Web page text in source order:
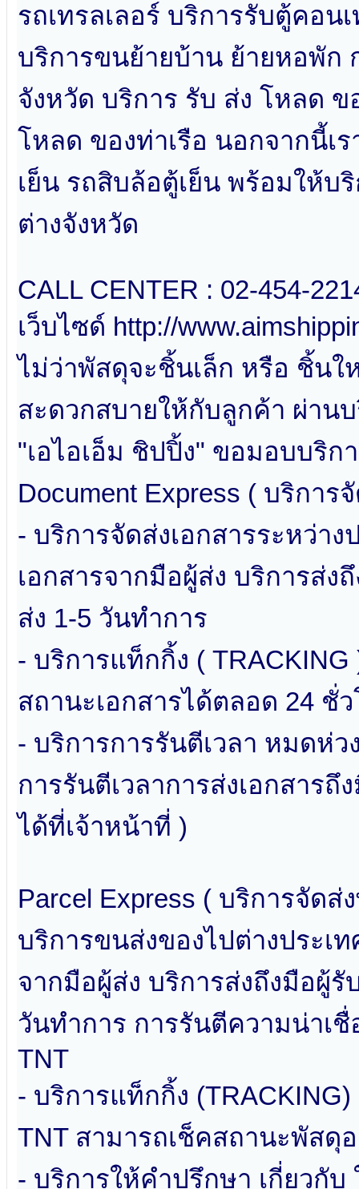
รถเทรลเลอร์ บริการรับตู้คอน
บริการขนย้ายบ้าน ย้ายหอพัก
จังหวัด บริการ รับ ส่ง โหลด
โหลด ของท่าเรือ นอกจากนี้เ
เย็น รถสิบล้อตู้เย็น พร้อมให้บ
ต่างจังหวัด
CALL CENTER : 02-454-
เว็บไซด์ http://
ไม่ว่าพัสดุจะชิ้นเล็ก หรือ ชิ้น
สะดวกสบายให้กับลูกค้า ผ่าน
"เอไอเอ็ม ชิปปิ้ง" ขอมอบบริ
Document Express ( บริการ
- บริการจัดส่งเอกสารระหว่าง
เอกสารจากมือผู้ส่ง บริการส่ง
ส่ง 1-5 วันทำการ
- บริการแท็กกิ้ง (
สถานะเอกสารได้ตลอด 24 ชั่
- บริการการรันตีเวลา หมดห่ว
การรันตีเวลาการส่งเอกสาร
ได้ที่เจ้าหน้าที่ )
Parcel Express ( บริการจัดส่
บริการขนส่งของไปต่างประเ
จากมือผู้ส่ง บริการส่งถึงมือผู้รั
วันทำการ การรันตีความน่าเ
TNT
- บริการแท็กกิ้ง
TNT สามารถเช็คสถานะพัสดุ
- บริการให้คำปรึกษา เกี่ยวกั